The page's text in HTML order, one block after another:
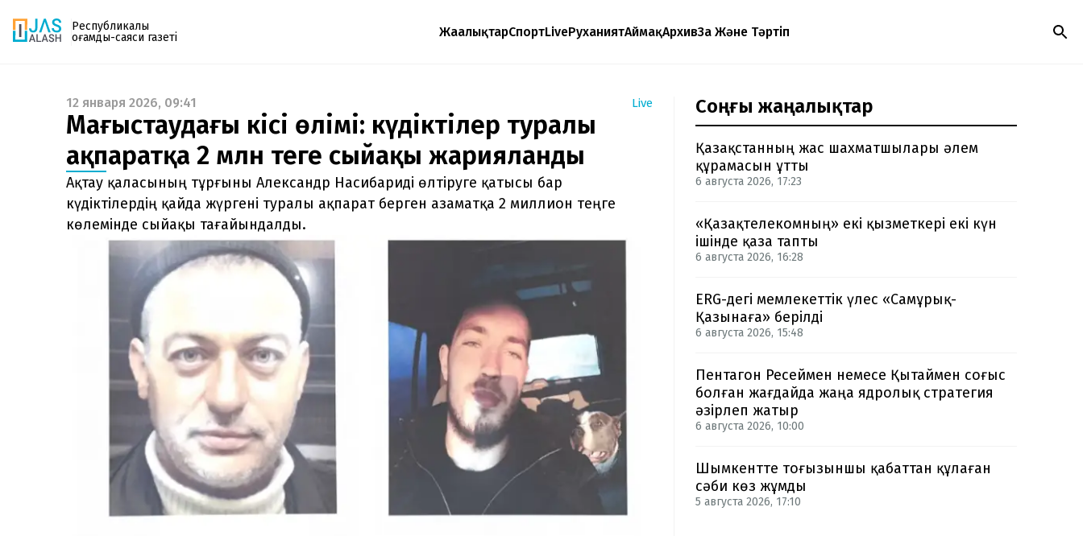
Республикалық
қоғамдық-саяси газеті
ЖаңалықтарСпортLiveРуханиятАймақАрхивЗаң Және Тәртіп
Газетке жазылу
PDF форматтағы газетті ай сайын электронды
поштаңызға алып отырыңыз. Жаңа нөмір
шыққан сәтте сізге бірден жіберіледі. Тек email
енгізіңіз, біз қалғанын өзіміз жібереміз.
12 января 2026, 09:41 Live
Маңғыстаудағы кісі өлімі: күдіктілер туралы
ақпаратқа 2 млн теңге сыйақы жарияланды
Ақтау қаласының тұрғыны Александр Насибариді өлтіруге қатысы бар
күдіктілердің қайда жүргені туралы ақпарат берген азаматқа 2 миллион теңге
көлемінде сыйақы тағайындалды.
Соңғы жаңалықтар
Қазақстанның жас шахматшылары әлем
құрамасын ұтты
6 августа 2026, 17:23
«Қазақтелекомның» екі қызметкері екі күн
ішінде қаза тапты
6 августа 2026, 16:28
ERG-дегі мемлекеттік үлес «Самұрық-
Қазынаға» берілді
6 августа 2026, 15:48
Пентагон Ресеймен немесе Қытаймен соғыс
болған жағдайда жаңа ядролық стратегия
әзірлеп жатыр
6 августа 2026, 10:00
Шымкентте тоғызыншы қабаттан құлаған
сәби көз жұмды
5 августа 2026, 17:10